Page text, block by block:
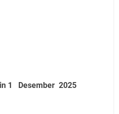
1 Desember 2025